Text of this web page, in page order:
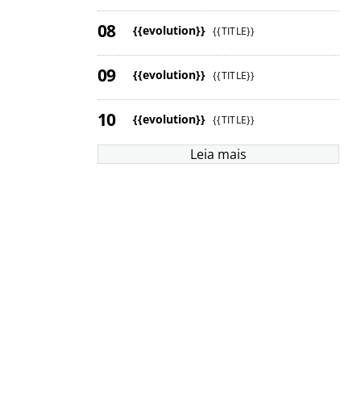
{{evolution}} {{TITLE}}
{{evolution}} {{TITLE}}
{{evolution}} {{TITLE}}
Leia mais